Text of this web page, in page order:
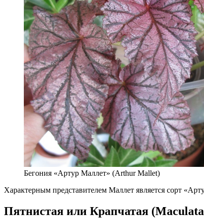
Бегония «Артур Маллет» (Arthur Mallet)
Характерным представителем Маллет является сорт
Пятнистая или Крапчатая